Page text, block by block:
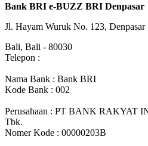
Bank BRI e-BUZZ BRI Denpasar
Jl. Hayam Wuruk No. 123, Denpasar
Bali, Bali - 80030
Telepon :
Nama Bank : Bank BRI
Kode Bank : 002
Perusahaan : PT BANK RAKYAT
Tbk.
Nomer Kode : 00000203B